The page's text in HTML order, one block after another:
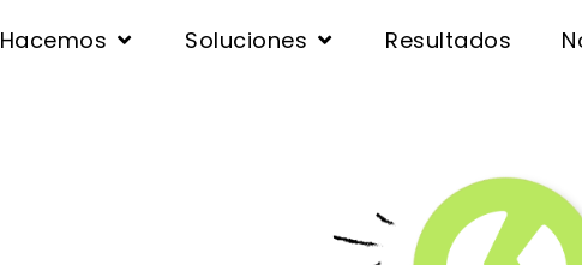
Hacemos Soluciones Resultados